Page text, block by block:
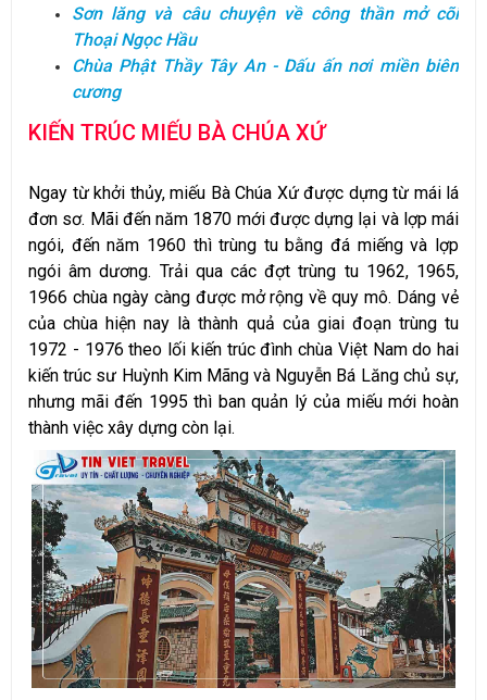
Sơn lăng và câu chuyện về công thần mở cõi
Thoại Ngọc Hầu
Chùa Phật Thầy Tây An - Dấu ấn nơi miền biên
cương
KIẾN TRÚC MIẾU BÀ CHÚA XỨ
Ngay từ khởi thủy, miếu Bà Chúa Xứ được dựng từ mái lá
đơn sơ. Mãi đến năm 1870 mới được dựng lại và lợp mái
ngói, đến năm 1960 thì trùng tu bằng đá miếng và lợp
ngói âm dương. Trải qua các đợt trùng tu 1962, 1965,
1966 chùa ngày càng được mở rộng về quy mô. Dáng vẻ
của chùa hiện nay là thành quả của giai đoạn trùng tu
1972 - 1976 theo lối kiến trúc đình chùa Việt Nam do hai
kiến trúc sư Huỳnh Kim Mãng và Nguyễn Bá Lăng chủ sự,
nhưng mãi đến 1995 thì ban quản lý của miếu mới hoàn
thành việc xây dựng còn lại.